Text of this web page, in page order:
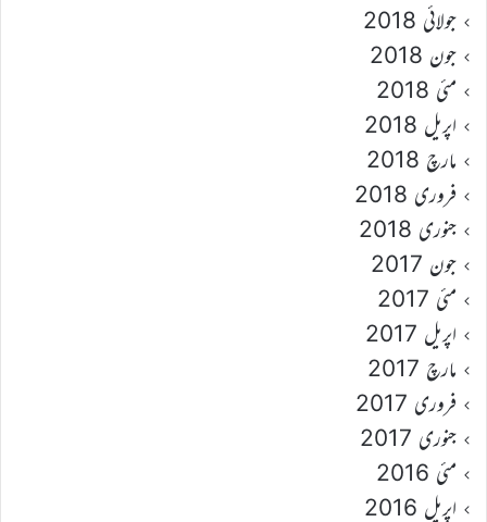
جولائی 2018
جون 2018
مئی 2018
اپریل 2018
مارچ 2018
فروری 2018
جنوری 2018
جون 2017
مئی 2017
اپریل 2017
مارچ 2017
فروری 2017
جنوری 2017
مئی 2016
اپریل 2016